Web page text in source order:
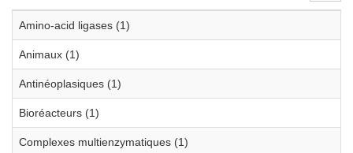
Amino-acid ligases (1)
Animaux (1)
Antinéoplasiques (1)
Bioréacteurs (1)
Complexes multienzymatiques (1)